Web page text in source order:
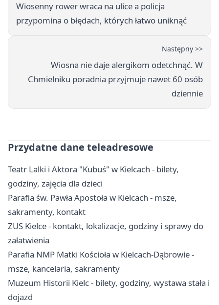
Wiosenny rower wraca na ulice a policja
przypomina o błędach, których łatwo uniknąć
Następny >>
Wiosna nie daje alergikom odetchnąć. W
Chmielniku poradnia przyjmuje nawet 60 osób
dziennie
Przydatne dane teleadresowe
Teatr Lalki i Aktora "Kubuś" w Kielcach - bilety,
godziny, zajęcia dla dzieci
Parafia św. Pawła Apostoła w Kielcach - msze,
sakramenty, kontakt
ZUS Kielce - kontakt, lokalizacje, godziny i sprawy do
załatwienia
Parafia NMP Matki Kościoła w Kielcach-Dąbrowie -
msze, kancelaria, sakramenty
Muzeum Historii Kielc - bilety, godziny, wystawa stała i
dojazd